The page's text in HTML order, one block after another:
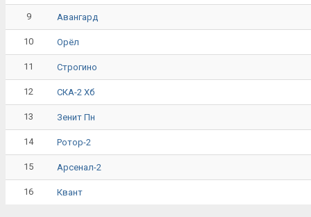
9 Авангард
10 Орёл
11 Строгино
12 СКА-2 Хб
13 Зенит Пн
14 Ротор-2
15 Арсенал-2
16 Квант